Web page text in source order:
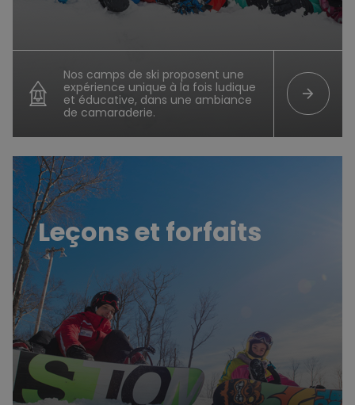
Nos camps de ski proposent une
expérience unique à la fois ludique
et éducative, dans une ambiance
de camaraderie.
arrow_forward
Leçons et forfaits
Leçons et forfaits